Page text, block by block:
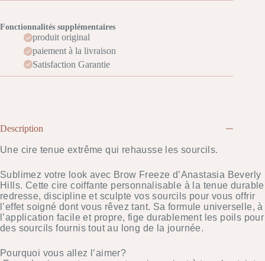
à
sourcils
Fonctionnalités supplémentaires
produit original
paiement à la livraison
Satisfaction Garantie
Description
Une cire tenue extrême qui rehausse les sourcils.
Sublimez votre look avec Brow Freeze d’Anastasia Beverly
Hills. Cette cire coiffante personnalisable à la tenue durable
redresse, discipline et sculpte vos sourcils pour vous offrir
l’effet soigné dont vous rêvez tant. Sa formule universelle, à
l’application facile et propre, fige durablement les poils pour
des sourcils fournis tout au long de la journée.
Pourquoi vous allez l’aimer?